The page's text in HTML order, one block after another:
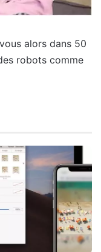
alors dans 50
robots comme